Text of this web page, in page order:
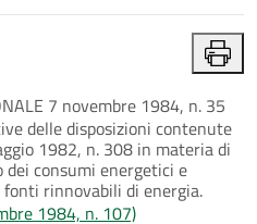
7 novembre 1984, n. 35
delle disposizioni contenute
1982, n. 308 in materia di
consumi energetici e
rinnovabili di energia.
1984, n. 107)